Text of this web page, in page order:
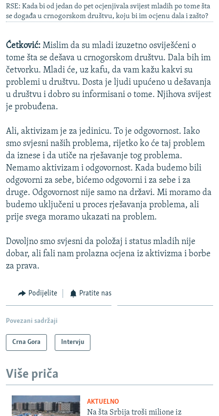
RSE: Kada bi od jedan do pet ocjenjivala svijest mladih po tome šta
se događa u crnogorskom društvu, koju bi im ocjenu dala i zašto?
Ćetković: Mislim da su mladi izuzetno osviješćeni o
tome šta se dešava u crnogorskom društvu. Dala bih im
četvorku. Mladi će, uz kafu, da vam kažu kakvi su
problemi u društvu. Dosta je ljudi upućeno u dešavanja
u društvu i dobro su informisani o tome. Njihova svijest
je probuđena.
Ali, aktivizam je za jedinicu. To je odgovornost. Iako
smo svjesni naših problema, rijetko ko će taj problem
da iznese i da utiče na rješavanje tog problema.
Nemamo aktivizam i odgovornost. Kada budemo bili
odgovorni za sebe, bićemo odgovorni i za sebe i za
druge. Odgovornost nije samo na državi. Mi moramo da
budemo uključeni u proces rješavanja problema, ali
prije svega moramo ukazati na problem.
Dovoljno smo svjesni da položaj i status mladih nije
dobar, ali fali nam prolazna ocjena iz aktivizma i borbe
za prava.
Podijelite Pratite nas
Povezani sadržaji
Crna Gora Intervju
Više priča
AKTUELNO
Na šta Srbija troši milione iz